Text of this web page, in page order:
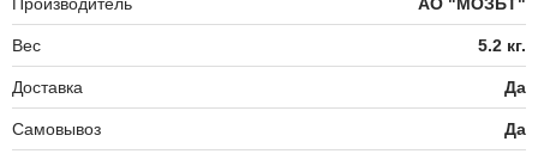
Вес 5.2 кг.
Доставка Да
Самовывоз Да